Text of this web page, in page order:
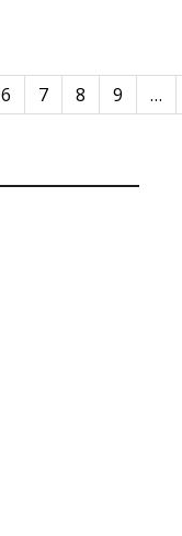
6 7 8 9 …